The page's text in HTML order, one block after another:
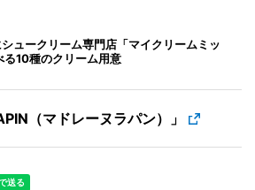
ュークリーム専門店「マイクリームミッ
る10種のクリーム用意
（マドレーヌラパン）」